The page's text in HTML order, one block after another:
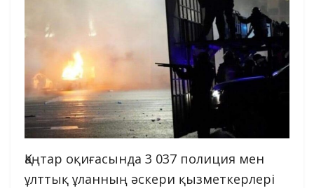
Қаңтар оқиғасында 3 037 полиция мен
ұлттық ұланның әскери қызметкерлері